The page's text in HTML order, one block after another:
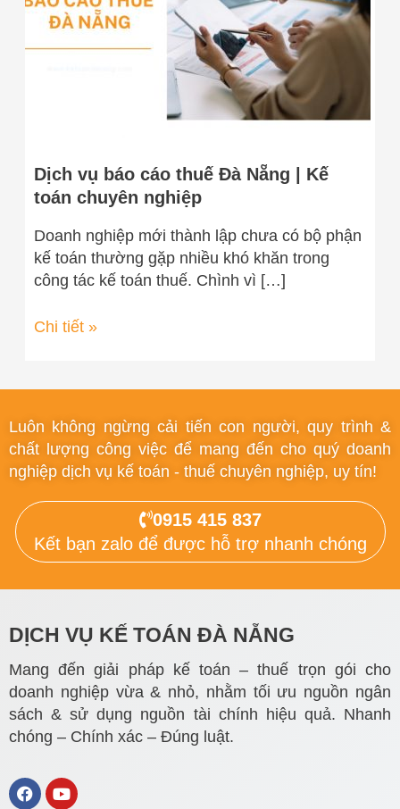
Dịch vụ báo cáo thuế Đà Nẵng | Kế
toán chuyên nghiệp
Doanh nghiệp mới thành lập chưa có bộ phận
kế toán thường gặp nhiều khó khăn trong
công tác kế toán thuế. Chình vì […]
Đà
Nẵng
|
Chi tiết »
Luôn không ngừng cải tiến con người, quy trình &
chất lượng công việc để mang đến cho quý doanh
nghiệp dịch vụ kế toán - thuế chuyên nghiệp, uy tín!
0915 415 837
Kết bạn zalo để được hỗ trợ nhanh chóng
DỊCH VỤ KẾ TOÁN ĐÀ NẴNG
Mang đến giải pháp kế toán – thuế trọn gói cho
doanh nghiệp vừa & nhỏ, nhằm tối ưu nguồn ngân
sách & sử dụng nguồn tài chính hiệu quả. Nhanh
chóng – Chính xác – Đúng luật.
F
a
Y
o